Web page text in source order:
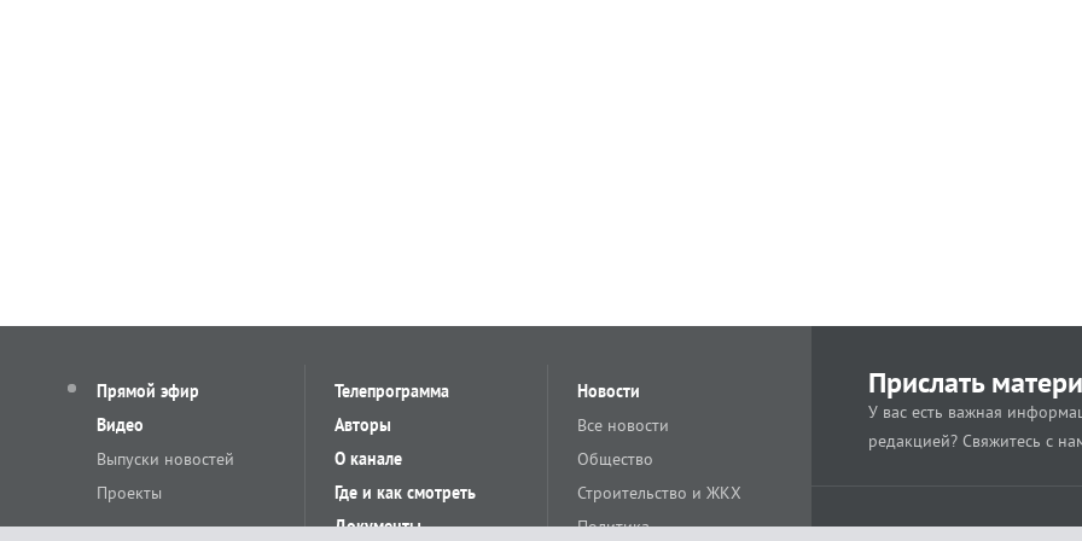
Прямой эфир
Видео
Выпуски новостей
Проекты
Телепрограмма
Авторы
О канале
Где и как смотреть
Документы
Новости
Все новости
Общество
Строительство и ЖКХ
Политика
Прислать
У вас есть важная
редакцией? Свяжитесь с